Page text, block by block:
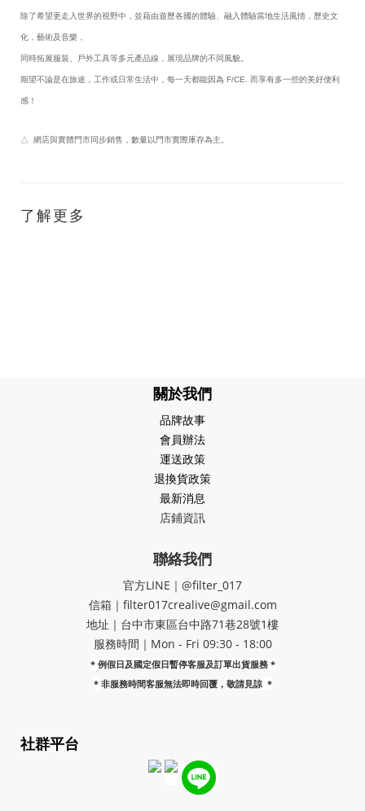
除了希望更走入世界的視野中，並藉由遊歷各國的體驗、融入體驗當地生活風情，歷史文
化，藝術及音樂，
同時拓展服裝、戶外工具等多元產品線，展現品牌的不同風貌。
期望不論是在旅途，工作或日常生活中，每一天都能因為 F/CE. 而享有多一些的美好便利
感！
△ 網店與實體門市同步銷售，數量以門市實際庫存為主。
了解更多
關於我們
品牌故事
會員辦法
運送政策
退換貨政策
最新消息
店鋪資訊
聯絡我們
官方LINE｜@filter_017
信箱｜filter017crealive@gmail.com
地址｜​台中市東區台中路71巷28號1樓
服務時間｜Mon - Fri 09:30 - 18:00
* 例假日及國定假日暫停客服及訂單出貨服務 *
* 非服務時間客服無法即時回覆，敬請見諒 *
社群平台